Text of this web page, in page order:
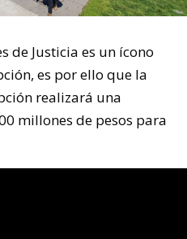
de Justicia es un ícono
es por ello que la
realizará una
millones de pesos para